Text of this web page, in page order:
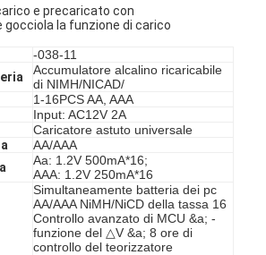
e precaricato con
la funzione di carico
-038-11
Accumulatore alcalino ricaricabile
di NIMH/NICAD/
1-16PCS AA, AAA
Input: AC12V 2A
Caricatore astuto universale
AA/AAA
Aa: 1.2V 500mA*16;
AAA: 1.2V 250mA*16
Simultaneamente batteria dei pc
AA/AAA NiMH/NiCD della tassa 16
Controllo avanzato di MCU &a; -
funzione del △V &a; 8 ore di
controllo del teorizzatore